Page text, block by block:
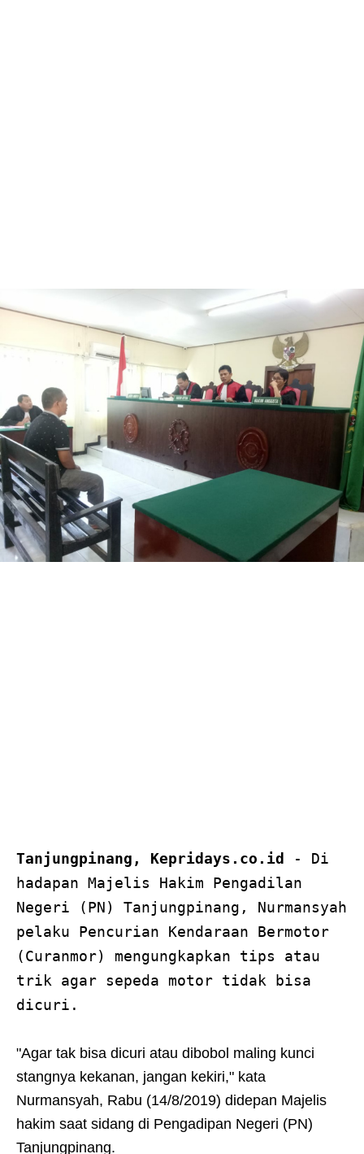
Tanjungpinang, Kepridays.co.id
- Di
hadapan Majelis Hakim Pengadilan
Negeri (PN) Tanjungpinang, Nurmansyah
pelaku Pencurian Kendaraan Bermotor
(Curanmor) mengungkapkan tips atau
trik agar sepeda motor tidak bisa
dicuri.
"Agar tak bisa dicuri atau dibobol maling kunci
stangnya kekanan, jangan kekiri," kata
Nurmansyah, Rabu (14/8/2019) didepan Majelis
hakim saat sidang di Pengadipan Negeri (PN)
Tanjungpinang.